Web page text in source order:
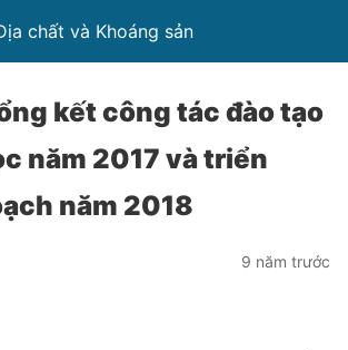
chất và Khoáng sản
kết công tác đào tạo
năm 2017 và triển
năm 2018
9 năm trước